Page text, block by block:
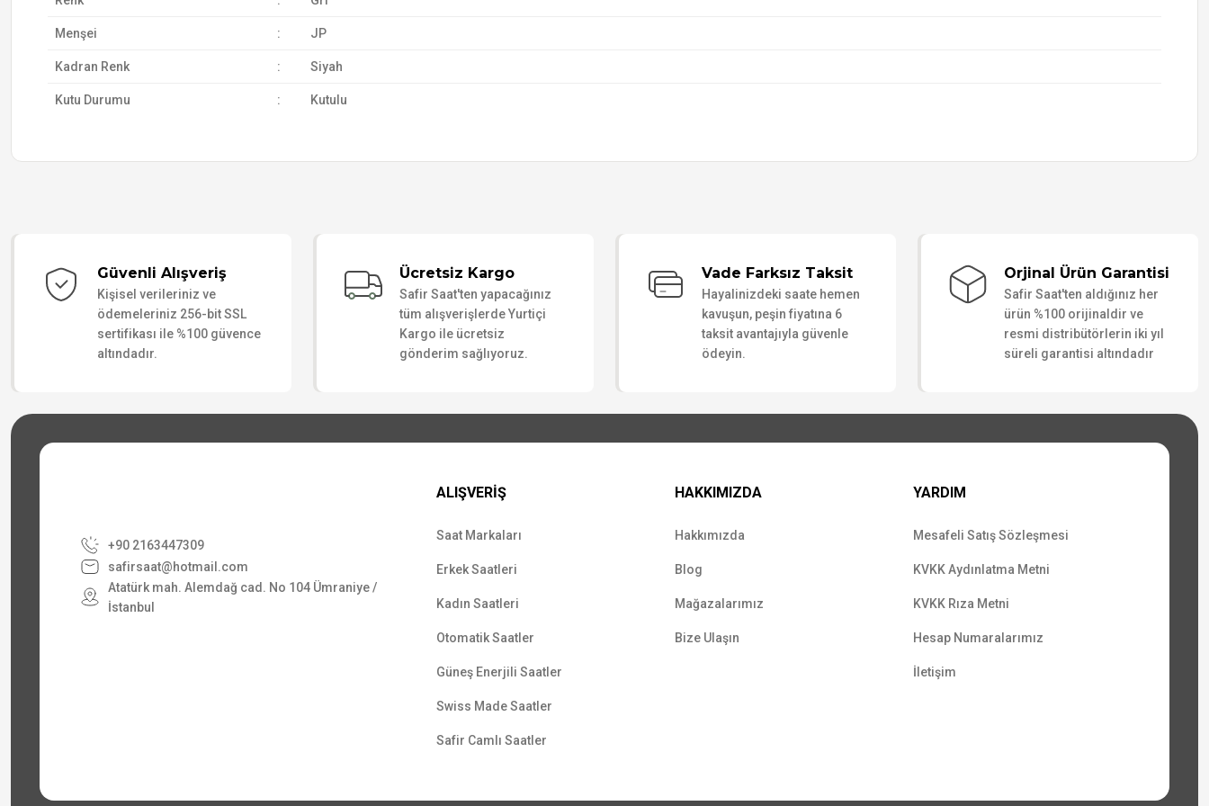
Menşei : JP
Kadran Renk : Siyah
Kutu Durumu : Kutulu
Güvenli Alışveriş
Kişisel verileriniz ve
ödemeleriniz 256-bit SSL
sertifikası ile %100 güvence
altındadır.
Ücretsiz Kargo
Safir Saat'ten yapacağınız
tüm alışverişlerde Yurtiçi
Kargo ile ücretsiz
gönderim sağlıyoruz.
Vade Farksız Taksit
Hayalinizdeki saate hemen
kavuşun, peşin fiyatına 6
taksit avantajıyla güvenle
ödeyin.
Orjinal Ürün Garantisi
Safir Saat'ten aldığınız her
ürün %100 orijinaldir ve
resmi distribütörlerin iki yıl
süreli garantisi altındadır
+90 2163447309
safirsaat@hotmail.com
Atatürk mah. Alemdağ cad. No 104 Ümraniye /
İstanbul
ALIŞVERİŞ
Saat Markaları
Erkek Saatleri
Kadın Saatleri
Otomatik Saatler
Güneş Enerjili Saatler
Swiss Made Saatler
Safir Camlı Saatler
HAKKIMIZDA
Hakkımızda
Blog
Mağazalarımız
Bize Ulaşın
YARDIM
Mesafeli Satış Sözleşmesi
KVKK Aydınlatma Metni
KVKK Rıza Metni
Hesap Numaralarımız
İletişim